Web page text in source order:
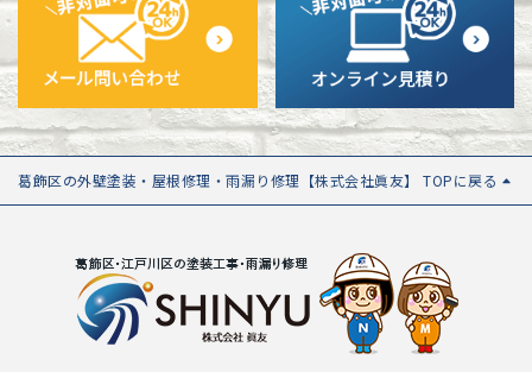
葛飾区の外壁塗装・屋根修理・雨漏り修理【株式会社眞友】 TOPに戻る